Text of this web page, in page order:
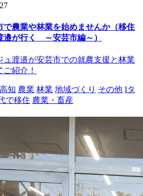
で農業や林業を始めませんか（移住
邉が行く ～安芸市編～）
ュ渡邉が安芸市での就農支援と林業
紹介！
高知 農業 林業 地域づくり その他 Iタ
で移住 農業・畜産